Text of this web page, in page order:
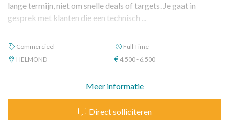
lange termijn, niet om snelle deals of targets. Je gaat in
gesprek met klanten die een technisch ...
Commercieel
Full Time
HELMOND
4.500 - 6.500
Meer informatie
Direct solliciteren